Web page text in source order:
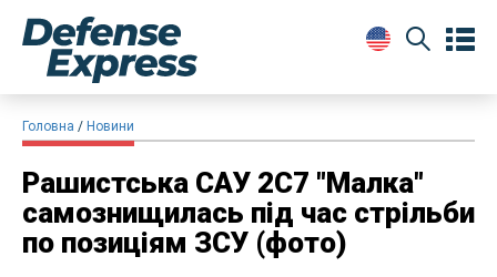
Головна Новини
Рашистська САУ 2С7 "Малка"
самознищилась під час стрільби
по позиціям ЗСУ (фото)